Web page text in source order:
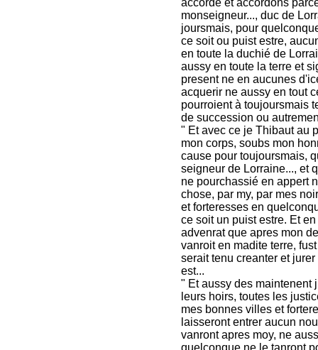
accordé et accordons
monseigneur..., duc de
joursmais, pour
ce soit ou puist estre,
en toute la duchié de
aussy en toute la terre et
present ne en aucunes
acquerir ne aussy en tout
pourroient à toujoursmais
de succession ou
" Et avec ce je Thibaut au
mon corps, soubs mon
cause pour toujoursmais,
seigneur de Lorraine..., et
ne pourchassié en appert
chose, par my, par mes
et forteresses en
ce soit un puist estre. Et
advenrat que apres mon
vanroit en madite terre,
serait tenu creanter et
est...
" Et aussy des maintenent
leurs hoirs, toutes les
mes bonnes villes et
laisseront entrer aucun
vanront apres moy, ne
quelconque ne le tanront